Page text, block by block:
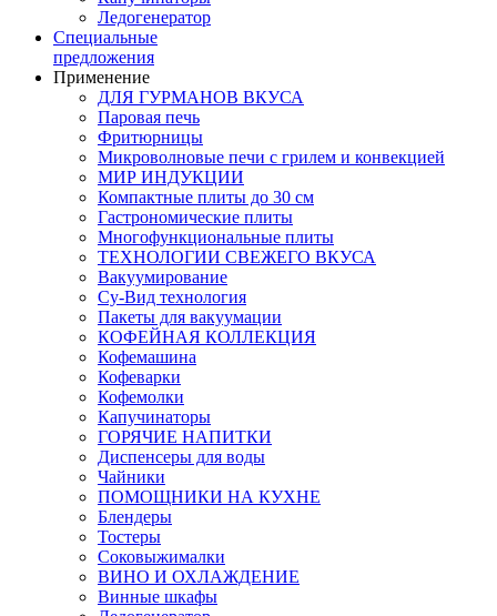
Ледогенератор
Специальные
предложения
Применение
ДЛЯ ГУРМАНОВ ВКУСА
Паровая печь
Фритюрницы
Микроволновые печи с грилем и конвекцией
МИР ИНДУКЦИИ
Компактные плиты до 30 см
Гастрономические плиты
Многофункциональные плиты
ТЕХНОЛОГИИ СВЕЖЕГО ВКУСА
Вакуумирование
Су-Вид технология
Пакеты для вакуумации
КОФЕЙНАЯ КОЛЛЕКЦИЯ
Кофемашина
Кофеварки
Кофемолки
Капучинаторы
ГОРЯЧИЕ НАПИТКИ
Диспенсеры для воды
Чайники
ПОМОЩНИКИ НА КУХНЕ
Блендеры
Тостеры
Соковыжималки
ВИНО И ОХЛАЖДЕНИЕ
Винные шкафы